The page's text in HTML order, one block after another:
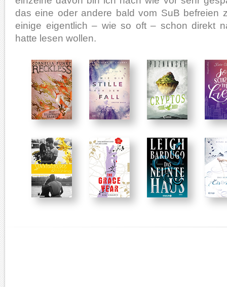
das eine oder andere bald vom SuB befreien
einige eigentlich – wie so oft – schon direkt
hatte lesen wollen.